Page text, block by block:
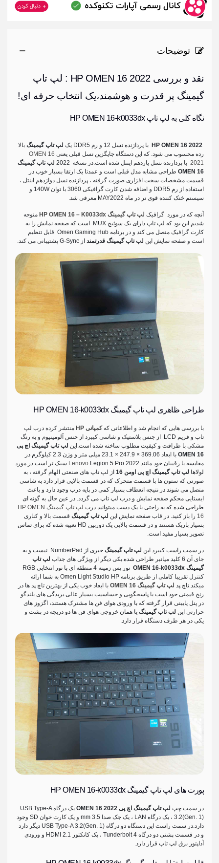
توضیحات
نقد و بررسی HP OMEN 16 2022 : لپ تاپ
گیمینگ پر قدرت و هوشمند،یک انتخاب حرفه ای!
نگاه کلی به لپ تاپ HP OMEN 16-k0033dx
با پردازنده نسل 12 و رم DDR5 یک لپ تاپ گیمینگ بالا
رده محسوب می شود. که این دستگاه جایگزین نسل قبلی یعنی OMEN 16
2021 با پردازنده نسل یازدهم اینتل شده است.در نسخه 2022
لپ تاپ گیمینگ
OMEN 16 طراحی مشابه مدل قبلی است و عمدتا یک ارتقا بسیار خوب در
قسمت مشخصات سخت افزاری صورت گرفته ، پردازنده نسل دوازدهم اینتل ،
استفاده از رم DDR5 و اضافه شدن کارت گرافیکی 3060 با توان 140W و
سیستم خنک کننده قوی تر در ماه MAY2022 معرفی شد.
آنچه که در مورد گرافیک لپ تاپ گیمینگ HP OMEN 16 – K0033dx
متوجه
شدیم این بود که لپ تاپ دارای یک سوئیچ MUX است که صفحه نمایش را به
کارت گرافیک متصل می کند و در برنامه Omen Gaming Hub قابل تنظیم
است و صفحه نمایش این لپ تاپ گیمینگ قدرتمند از G-Sync پشتیبانی می کند.
طراحی ظاهری لپ تاپ گیمینگ HP OMEN 16-k0033dx
با بررسی هایی که انجام شد و اطلاعاتی کهکمپانی HP
منتشر کرده درب لپ
تاپ و فریم LCD از جنس پلاستیک و شاسی کیبرد از جنس آلومینیوم و به رنگ
مشکی با ظرافت و کیفیت مطلوب ساخته شده است.این لپ تاپ گیمینگ اچ پی
OMEN 16
با ابعاد 369.06 × 247.9 × 23.1 میلی متر و وزن 2.3 کیلوگرم در
مقایسه با رقیبان خود مانند
Lenovo Legion 5 Pro 2022 سبک تر است.در مورد
لولاها لپ تاپ گیمینگ اچ پی اومن 16
از لپ تاپ های صنعتی الهام گرفته ، به
صورتی که ستون ها با قسمت متحرک که در قسمت بالایی قرار دارد به شاسی
متصل می شوند در نتیجه انعطاف بسیار کمی در پایه درب وجود دارد و باعث
ایستایی محکم صفحه نمایش و درب لپ تاپ می گردد. در عین حال به گونه ای
طراحی شده که به راحتی با یک دست میتوانید درب
لپ تاپ گیمینگ HP OMEN
16 را باز کنید. در قاب صفحه نمایش این لپ تاپ گیمینگ قسمت بالا و کناری
بسیار باریک هستند و در قسمت بالایی یک دوربین HD تعبیه شده که برای تماس
تصویر بسیار مفید است.
در سمت راست کیبرد این لپ تاپ گیمینگ
خبری از NumberPad نیست و به
جای آن 6 کلید میانبر طراحی شده.یکی دیگر از ویژگی های جذاب
لپ تاپ
گیمینگ OMEN 16-k0033dx
نور پس زمینه 4 منطقه ای با نور انتخابی RGB
کنترل تقریبا کاملی از طریق برنامه Omen Light Studio HP به شما ارائه
میکند.تاچ پد لپ تاپ گیمینگ OMEN 16
با ابعاد خوب یکی از بهترین تاچ پد ها در
رنج قیمتی خود است با پاسخگویی و حساسیت بسیار عالی.بریدگی های بلندگو
در پنل پایینی قرار گرفته که با ورودی هوای فن ها مشترک هستند، اگزوز های
حرارتی این لپ تاپ گیمینگ یا همان خروجی هوای فن ها دو دریچه در پشت و
یکی در هر طرف دستگاه قرار دارد.
پورت های لپ تاپ گیمینگ HP OMEN 16-k0033dx
در سمت چپ لپ تاپ گیمینگ اچ پی OMEN 16 2022
یک درگاه USB Type-A
3.2(Gen. 1) ، یک درگاه LAN ، یک جک صدا 3.5 mm و یک کارت خوان SD وجود
دارد.در سمت راست این دستگاه دو درگاه USB Type-A 3.2(Gen. 1) دیگر دارد
و در قسمت پشتی دو درگاه Tunderbolt 4 ، یک کانکتور HDMI 2.1 و ورودی
آداپتور برق لپ تاپ قرار دارد.